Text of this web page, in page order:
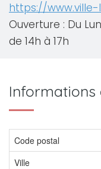
https://www.ville-
Ouverture : Du
de 14h à 17h
Informations
Code postal
Ville